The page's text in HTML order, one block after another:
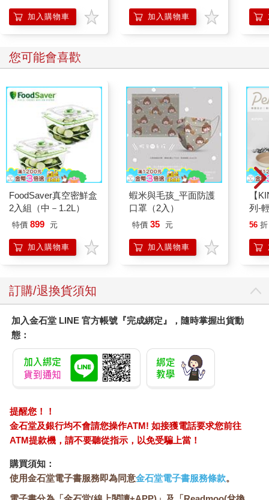
加入購物車 加入購物車
您可能會喜歡
FoodSaver真空密鮮盒
2入組（中－1.2L）
特價 899 元
加入購物車
蝦米與毛孩_平面防護
口罩（2入）
特價 35 元
加入購物車
【
列-
平
56 折
訂購/退換貨須知
加入金石堂 LINE 官方帳號『完成綁定』，隨時掌握出貨動
態：
提醒您！！
金石堂及銀行均不會請您操作ATM! 如接獲電話要求您前往
ATM提款機，請不要聽從指示，以免受騙上當！
購買須知：
使用金石堂電子書服務即為同意金石堂電子書服務條款。